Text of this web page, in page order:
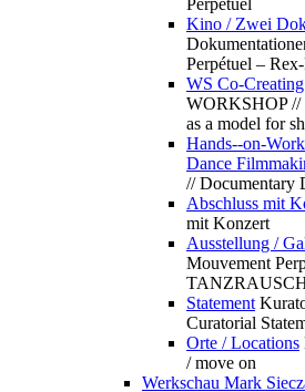
Perpétuel
Kino / Zwei
Perpétuel –
WS Co-
WORKSHOP //
as a model for
Hands--on-
Dance
// Documentary
Abschluss mit
mit Konzert
Ausstellung /
Mouvement
Statement
Curatorial
Orte / Locations
/ move on
Werkschau Mark